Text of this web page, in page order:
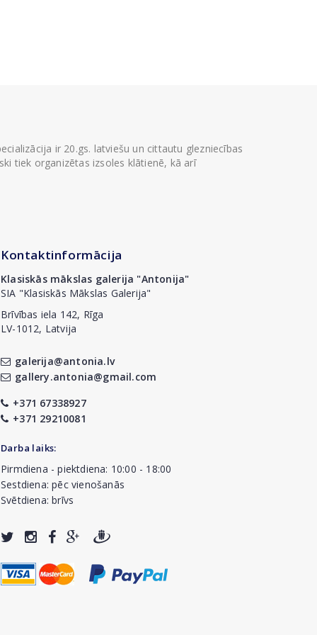
ir 20.gs. latviešu un cittautu glezniecības
tiek organizētas izsoles klātienē, kā arī
Kontaktinformācija
Klasiskās mākslas galerija "Antonija"
SIA "Klasiskās Mākslas Galerija"
Brīvības iela 142, Rīga
LV-1012, Latvija
galerija@antonia.lv
gallery.antonia@gmail.com
+371 67338927
+371 29210081
Darba laiks:
Pirmdiena - piektdiena: 10:00 - 18:00
Sestdiena: pēc vienošanās
Svētdiena: brīvs